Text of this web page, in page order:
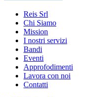
Reis Srl
Chi Siamo
Mission
I nostri servizi
Bandi
Eventi
Approfodimenti
Lavora con noi
Contatti